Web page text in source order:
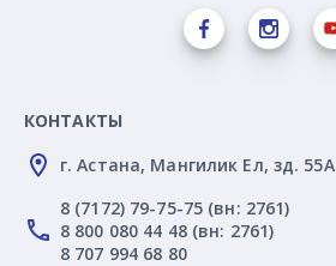
КОНТАКТЫ
г. Астана, Мангилик Ел, зд. 55А
8 (7172) 79-75-75 (вн: 2761)
8 800 080 44 48 (вн: 2761)
8 707 994 68 80